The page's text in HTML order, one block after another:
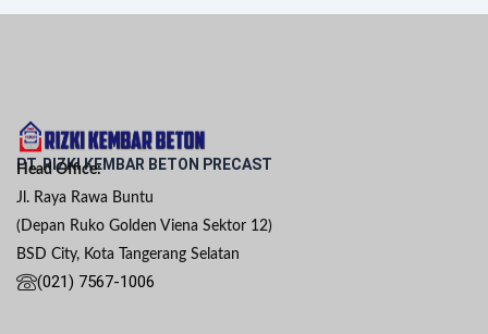
PT. RIZKI KEMBAR BETON PRECAST
Head Office:
Jl. Raya Rawa Buntu
(Depan Ruko Golden Viena Sektor 12)
BSD City, Kota Tangerang Selatan
(021) 7567-1006